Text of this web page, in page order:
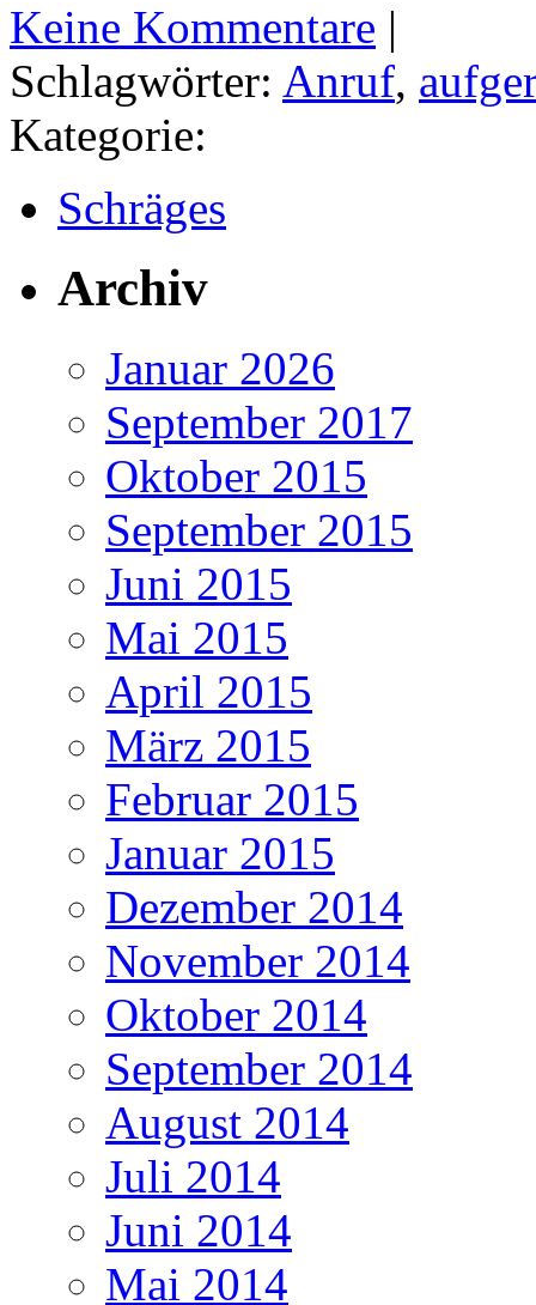
Keine Kommentare |
Schlagwörter: Anruf,
Kategorie:
Schräges
Archiv
Januar 2026
September 2017
Oktober 2015
September 2015
Juni 2015
Mai 2015
April 2015
März 2015
Februar 2015
Januar 2015
Dezember 2014
November 2014
Oktober 2014
September 2014
August 2014
Juli 2014
Juni 2014
Mai 2014